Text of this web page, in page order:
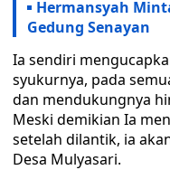
Hermansyah
Gedung Senayan
Ia sendiri
syukurnya, pada
dan mendukungnya
Meski demikian Ia
setelah dilantik, ia
Desa Mulyasari.